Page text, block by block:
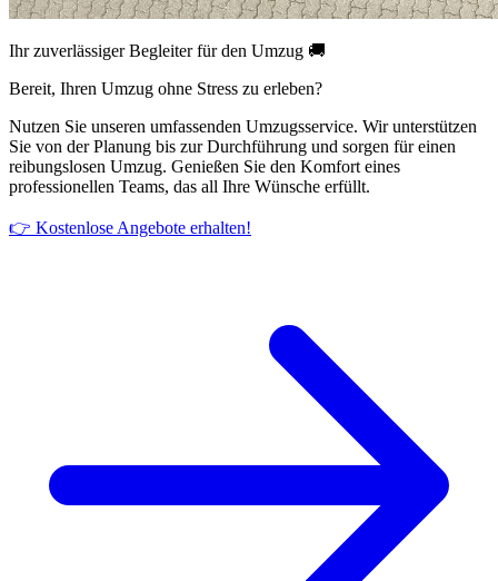
Ihr zuverlässiger Begleiter für den Umzug 🚚
Bereit, Ihren Umzug ohne Stress zu erleben?
Nutzen Sie unseren umfassenden Umzugsservice. Wir unterstützen
Sie von der Planung bis zur Durchführung und sorgen für einen
reibungslosen Umzug. Genießen Sie den Komfort eines
professionellen Teams, das all Ihre Wünsche erfüllt.
👉 Kostenlose Angebote erhalten!